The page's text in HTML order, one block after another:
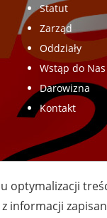
Statut
Zarząd
Oddziały
Wstąp do Nas
Darowizna
Kontakt
optymalizacji
informacji